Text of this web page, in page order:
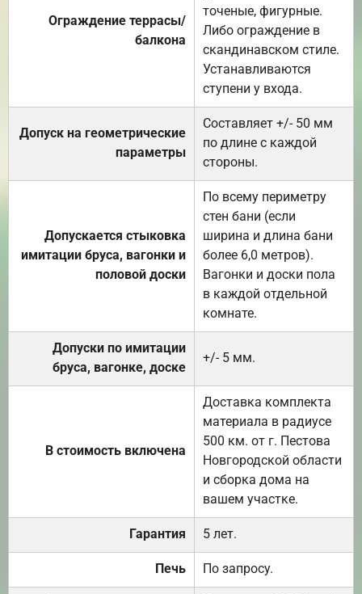
Ограждение террасы/
балкона
точеные, фигурные.
Либо ограждение в
скандинавском стиле.
Устанавливаются
ступени у входа.
Допуск на геометрические
параметры
Составляет +/- 50 мм
по длине с каждой
стороны.
Допускается стыковка
имитации бруса, вагонки и
половой доски
По всему периметру
стен бани (если
ширина и длина бани
более 6,0 метров).
Вагонки и доски пола
в каждой отдельной
комнате.
Допуски по имитации
бруса, вагонке, доске
+/- 5 мм.
В стоимость включена
Доставка комплекта
материала в радиусе
500 км. от г. Пестова
Новгородской области
и сборка дома на
вашем участке.
Гарантия 5 лет.
Печь По запросу.